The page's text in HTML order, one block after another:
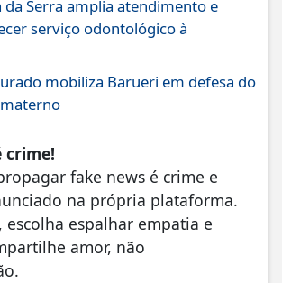
da Serra amplia atendimento e
serviço odontológico à
mobiliza Barueri em defesa do
crime!
fake news é crime e
na própria plataforma.
escolha espalhar empatia e
amor, não